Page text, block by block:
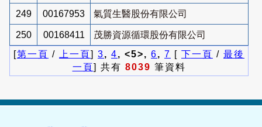
249 00167953 氣質生醫股份有限公司
250 00168411
茂勝資源循環股份有限公司
[第一頁 / 上一頁] 3, 4, <5>, 6, 7 [ 下一頁 / 最後
一頁] 共有 8039 筆資料